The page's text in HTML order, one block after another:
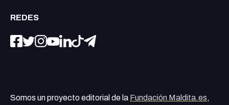
REDES
Somos un proyecto editorial de la Fundación Maldita.es,